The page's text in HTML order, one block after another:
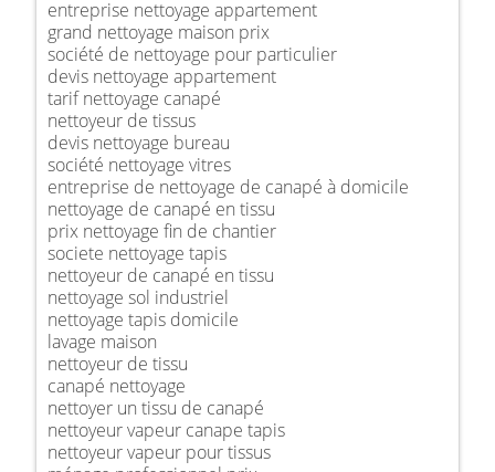
entreprise nettoyage appartement
grand nettoyage maison prix
société de nettoyage pour particulier
devis nettoyage appartement
tarif nettoyage canapé
nettoyeur de tissus
devis nettoyage bureau
société nettoyage vitres
entreprise de nettoyage de canapé à domicile
nettoyage de canapé en tissu
prix nettoyage fin de chantier
societe nettoyage tapis
nettoyeur de canapé en tissu
nettoyage sol industriel
nettoyage tapis domicile
lavage maison
nettoyeur de tissu
canapé nettoyage
nettoyer un tissu de canapé
nettoyeur vapeur canape tapis
nettoyeur vapeur pour tissus